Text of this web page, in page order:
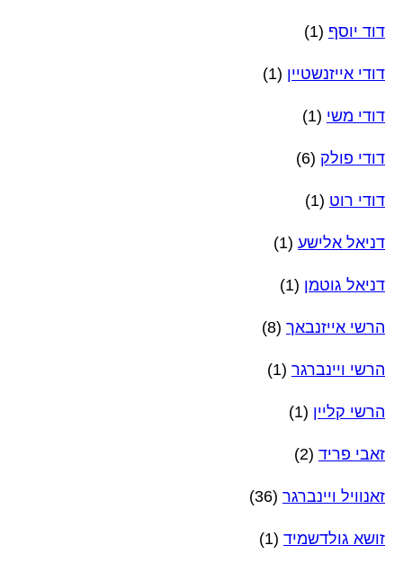
דוד יוסף (1)
דודי אייזנשטיין (1)
דודי משי (1)
דודי פולק (6)
דודי רוט (1)
דניאל אלישע (1)
דניאל גוטמן (1)
הרשי אייזנבאך (8)
הרשי ויינברגר (1)
הרשי קליין (1)
זאבי פריד (2)
זאנוויל ויינברגר (36)
זושא גולדשמיד (1)